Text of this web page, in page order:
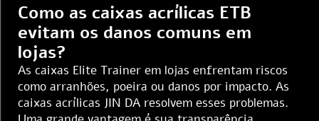
Como as caixas acrílicas ETB
evitam os danos comuns em
lojas?
As caixas Elite Trainer em lojas enfrentam riscos
como arranhões, poeira ou danos por impacto. As
caixas acrílicas JIN DA resolvem esses problemas.